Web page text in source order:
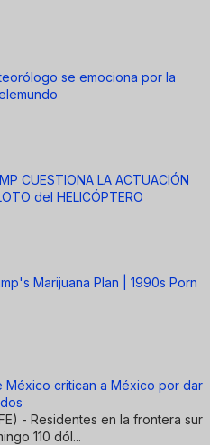
se emociona por la
CUESTIONA LA ACTUACIÓN
del HELICÓPTERO
Marijuana Plan | 1990s Porn
México critican a México por dar
- Residentes en la frontera sur
110 dól...